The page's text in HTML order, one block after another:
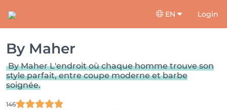
EN Login
By Maher
By Maher L'endroit où chaque homme trouve son
style parfait, entre coupe moderne et barbe
soignée.
146